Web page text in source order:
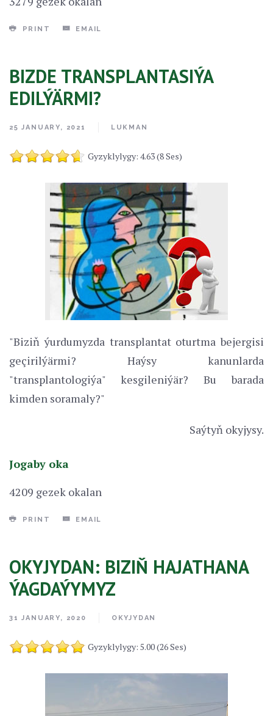
PRINT EMAIL
BIZDE TRANSPLANTASIÝA
EDILÝÄRMI?
25 JANUARY, 2021 LUKMAN
Gyzyklylygy: 4.63 (8 Ses)
"Biziň ýurdumyzda transplantat oturtma bejergisi
geçirilýärmi? Haýsy kanunlarda
"transplantologiýa" kesgileniýär? Bu barada
kimden soramaly?"
Saýtyň okyjysy.
Jogaby oka
4209 gezek okalan
PRINT EMAIL
OKYJYDAN: BIZIŇ HAJATHANA
ÝAGDAÝYMYZ
31 JANUARY, 2020 OKYJYDAN
Gyzyklylygy: 5.00 (26 Ses)